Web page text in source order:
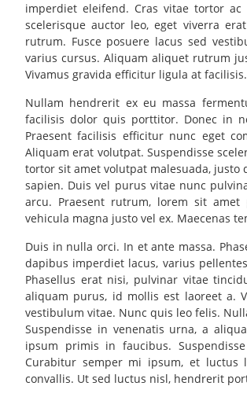
imperdiet eleifend. Cras vitae tortor
scelerisque auctor leo, eget viverra
rutrum. Fusce posuere lacus sed
varius cursus. Aliquam aliquet rutrum
Vivamus gravida efficitur ligula at facilisis.
Nullam hendrerit ex eu massa
facilisis dolor quis porttitor. Donec in
Praesent facilisis efficitur nunc eget
Aliquam erat volutpat. Suspendisse
tortor sit amet volutpat malesuada,
sapien. Duis vel purus vitae nunc
arcu. Praesent rutrum, lorem sit amet
vehicula magna justo vel ex. Maecenas
Duis in nulla orci. In et ante massa.
dapibus imperdiet lacus, varius
Phasellus erat nisi, pulvinar vitae
aliquam purus, id mollis est laoreet a.
vestibulum vitae. Nunc quis leo felis.
Suspendisse in venenatis urna, a
ipsum primis in faucibus.
Curabitur semper mi ipsum, et luctus
convallis. Ut sed luctus nisl, hendrerit